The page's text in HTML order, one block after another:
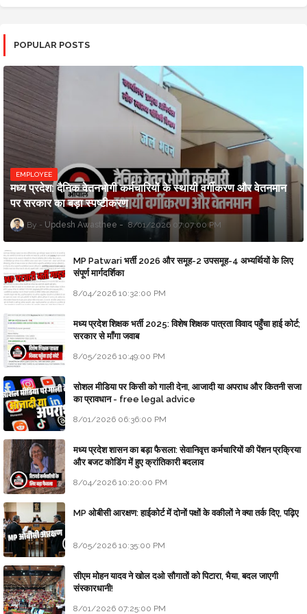
POPULAR POSTS
EMPLOYEE
मध्य प्रदेश: दैनिक वेतनभोगी कर्मचारियों के स्थायी वर्गीकरण और वेतनमान
पर सरकार का बड़ा स्पष्टीकरण
Updesh Awasthee 8/01/2026 07:07:00 PM
MP Patwari भर्ती 2026 और समूह-2 उपसमूह-4 अभ्यर्थियों के लिए
संपूर्ण मार्गदर्शिका
8/04/2026 10:32:00 PM
मध्य प्रदेश शिक्षक भर्ती 2025: विशेष शिक्षक पात्रता विवाद पहुँचा हाई कोर्ट;
सरकार से माँगा जवाब
8/05/2026 10:49:00 PM
सोशल मीडिया पर किसी को गाली देना, आजादी या अपराध और कितनी सजा
का प्रावधान - free legal advice
8/01/2026 06:36:00 PM
मध्य प्रदेश शासन का बड़ा फैसला: सेवानिवृत्त कर्मचारियों की पेंशन प्रक्रिया
और बजट कोडिंग में हुए क्रांतिकारी बदलाव
8/04/2026 10:20:00 PM
MP ओबीसी आरक्षण: हाईकोर्ट में दोनों पक्षों के वकीलों ने क्या तर्क दिए, पढ़िए
8/05/2026 10:35:00 PM
सीएम मोहन यादव ने खोल दओ सौगातों को पिटारा, भैया, बदल जाएगी
संस्कारधानी!
8/01/2026 07:25:00 PM